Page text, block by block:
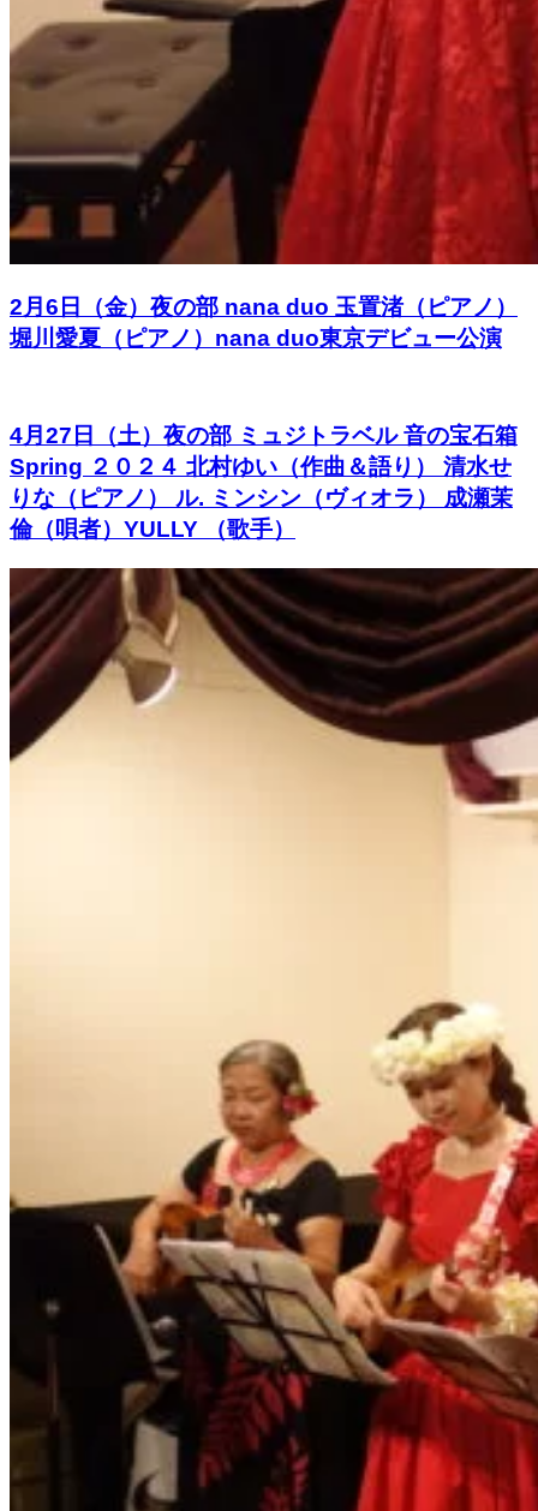
2月6日（金）夜の部 nana duo 玉置渚（ピアノ）
堀川愛夏（ピアノ）nana duo東京デビュー公演
4月27日（土）夜の部 ミュジトラベル 音の宝石箱
Spring ２０２４ 北村ゆい（作曲＆語り） 清水せ
りな（ピアノ） ル. ミンシン（ヴィオラ） 成瀬茉
倫（唄者）YULLY （歌手）